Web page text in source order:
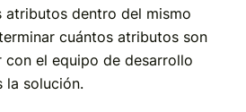
atributos dentro del mismo
cuántos atributos son
con el equipo de desarrollo
la solución.